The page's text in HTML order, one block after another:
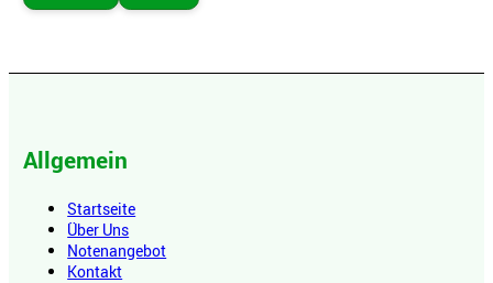
Allgemein
Startseite
Über Uns
Notenangebot
Kontakt